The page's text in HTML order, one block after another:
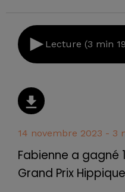
Lecture (3 min
14 novembre 2023 - 3
Fabienne a gagné
Grand Prix